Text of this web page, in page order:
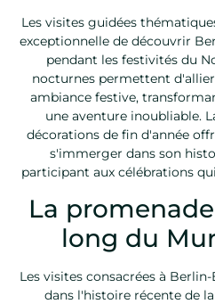
Les visites guidées
exceptionnelle de découvrir
pendant les festivités du
nocturnes permettent
ambiance festive,
une aventure inoubliable.
décorations de fin d'année
s'immerger dans son
participant aux célébrations
La
long du
Les visites consacrées à
dans l'histoire récente de